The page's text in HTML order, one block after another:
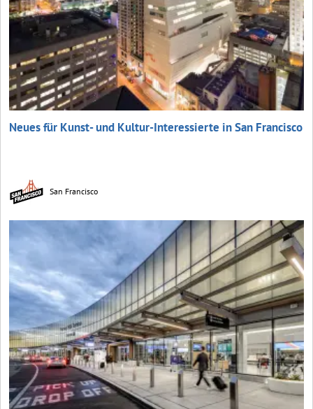
Neues für Kunst- und Kultur-Interessierte in San Francisco
San Francisco